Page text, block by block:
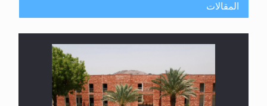
المقالات